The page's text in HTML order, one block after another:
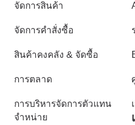
จัดการสินค้า
จัดการคำสั่งซื้อ
สินค้าคงคลัง & จัดซื้อ
การตลาด
การบริหารจัดการตัวแทน
จำหน่าย